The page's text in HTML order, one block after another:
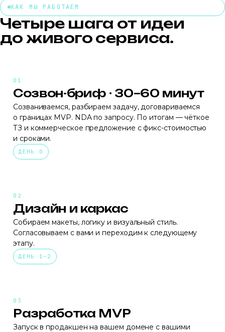
КАК МЫ РАБОТАЕМ
Четыре шага от идеи
до живого сервиса.
Созвон-бриф · 30–60 минут
Созваниваемся, разбираем задачу, договариваемся
о границах MVP. NDA по запросу. По итогам — чёткое
ТЗ и коммерческое предложение с фикс-стоимостью
и сроками.
ДЕНЬ 0
Дизайн и каркас
Собираем макеты, логику и визуальный стиль.
Согласовываем с вами и переходим к следующему
этапу.
ДЕНЬ 1–2
Разработка MVP
Запуск в продакшен на вашем домене с вашими